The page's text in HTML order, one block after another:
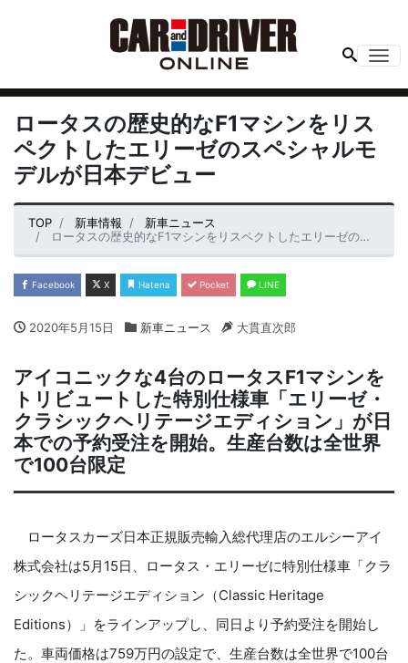
ロータスの歴史的なF1マシンをリス
ペクトしたエリーゼのスペシャルモ
デルが日本デビュー
TOP 新車情報
新車ニュース
ロータスの歴史的なF1マシンをリスペクトしたエリーゼのスペシャルモデルが日本デビュー
Facebook X Hatena Pocket LINE
2020年5月15日 新車ニュース 大貫直次郎
アイコニックな4台のロータスF1マシンを
トリビュートした特別仕様車「エリーゼ・
クラシックヘリテージエディション」が日
本での予約受注を開始。生産台数は全世界
で100台限定
ロータスカーズ日本正規販売輸入総代理店のエルシーアイ
株式会社は5月15日、ロータス・エリーゼに特別仕様車「クラ
シックヘリテージエディション（Classic Heritage
Editions）」をラインアップし、同日より予約受注を開始し
た。車両価格は759万円の設定で、生産台数は全世界で100台